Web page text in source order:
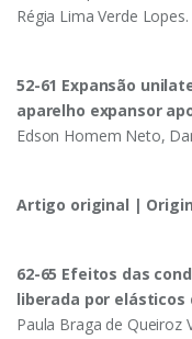
Régia Lima Verde Lopes.
52-61 Expansão
aparelho expansor
Edson Homem Neto,
Artigo original |
62-65 Efeitos das
liberada por elásticos
Paula Braga de Queiroz